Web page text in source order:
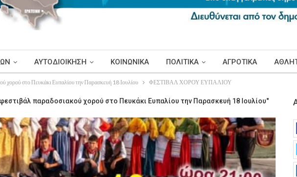
ΑΥΤΟΔΙΟΙΚΗΣΗ ΚΟΙΝΩΝΙΚΑ ΠΟΛΙΤΙΚΑ ΑΓΡΟΤΙΚΑ
χορού στο Πευκάκι Ευπαλίου την Παρασκευή 18 Ιουλίου ΦΕΣΤΙΒΑΛ ΧΟΡΟΥ ΕΥΠΑΛΙΟΥ
παραδοσιακού χορού στο Πευκάκι Ευπαλίου την Παρασκευή 18 Ιουλίου"